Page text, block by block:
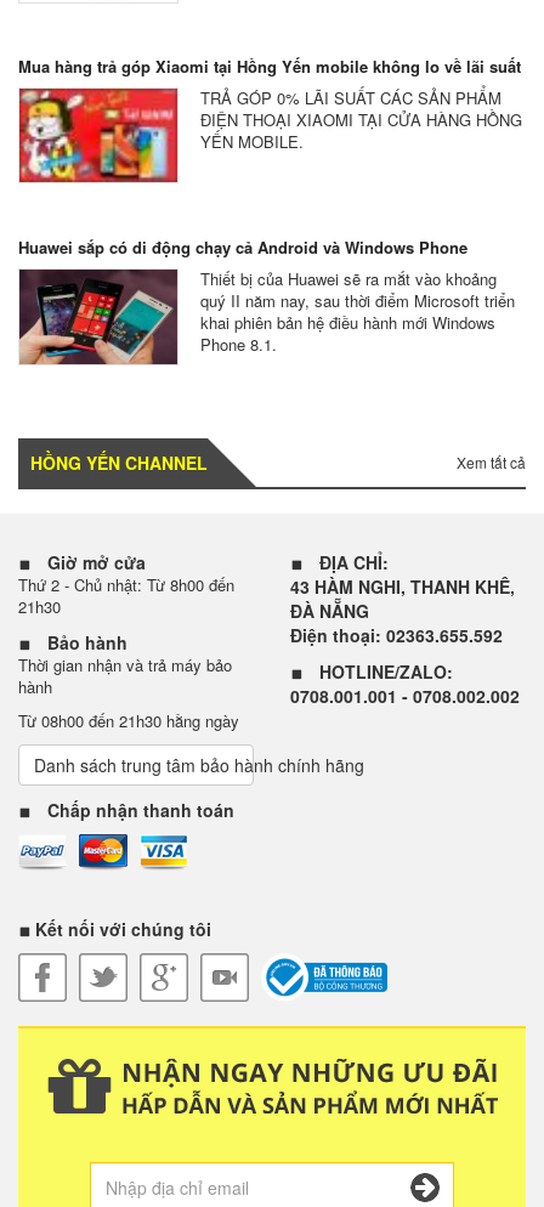
Mua hàng trả góp Xiaomi tại Hồng Yến mobile không lo về lãi suất
TRẢ GÓP 0% LÃI SUẤT CÁC SẢN PHẨM
ĐIỆN THOẠI XIAOMI TẠI CỬA HÀNG HỒNG
YẾN MOBILE.
Huawei sắp có di động chạy cả Android và Windows Phone
Thiết bị của Huawei sẽ ra mắt vào khoảng
quý II năm nay, sau thời điểm Microsoft triển
khai phiên bản hệ điều hành mới Windows
Phone 8.1.
HỒNG YẾN CHANNEL Xem tất cả
Giờ mở cửa
Thứ 2 - Chủ nhật: Từ 8h00 đến
21h30
Bảo hành
Thời gian nhận và trả máy bảo
hành
Từ 08h00 đến 21h30 hằng ngày
Danh sách trung tâm bảo hành chính hãng
Chấp nhận thanh toán
ĐỊA CHỈ:
43 HÀM NGHI, THANH KHÊ,
ĐÀ NẴNG
Điện thoại: 02363.655.592
HOTLINE/ZALO:
0708.001.001 - 0708.002.002
Kết nối với chúng tôi